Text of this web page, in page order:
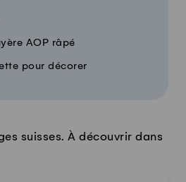
AOP râpé
pour décorer
suisses. À découvrir dans